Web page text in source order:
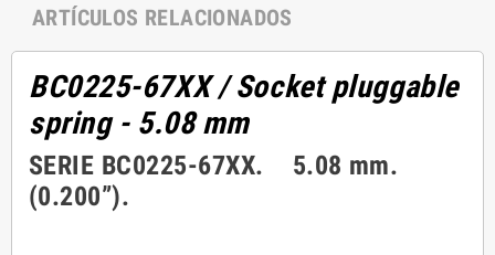
ARTÍCULOS RELACIONADOS
BC0225-67XX/ Socket pluggable
spring - 5.08 mm
SERIE BC0225-67XX. 5.08 mm.
(0.200”).